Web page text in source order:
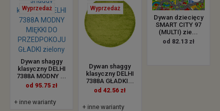
Wyprzedaż
Dywan shaggy
klasyczny DELHI
7388A MODNY ...
od 95.75 zł
+ inne warianty
Wyprzedaż
Dywan shaggy
klasyczny DELHI
7388A GŁADKI...
od 42.56 zł
+ inne warianty
Dywan dziecięcy
SMART CITY 97
(MULTI) zie...
od 82.13 zł